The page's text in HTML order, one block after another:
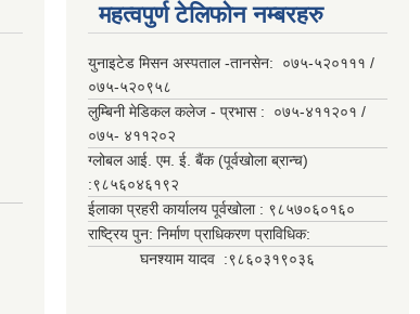
महत्वपुर्ण टेलिफोन नम्बरहरु
युनाइटेड मिसन अस्पताल -तानसेन: ०७५-५२०१११ /
०७५-५२०९५८
लुम्बिनी मेडिकल कलेज - प्रभास : ०७५-४११२०१ /
०७५- ४११२०२
ग्लोबल आई. एम. ई. बैंक (पूर्वखोला ब्रान्च)
:९८५६०४६१९२
ईलाका प्रहरी कार्यालय पूर्वखोला : ९८५७०६०१६०
राष्ट्रिय पुन: निर्माण प्राधिकरण प्राविधिक:
घनश्याम यादव :९८६०३१९०३६